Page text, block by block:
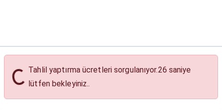
Tahlil Yaptırma Ücretleri Tahlil yaptırma ücretleri sorgulanıyor.25 saniye
lütfen bekleyiniz..